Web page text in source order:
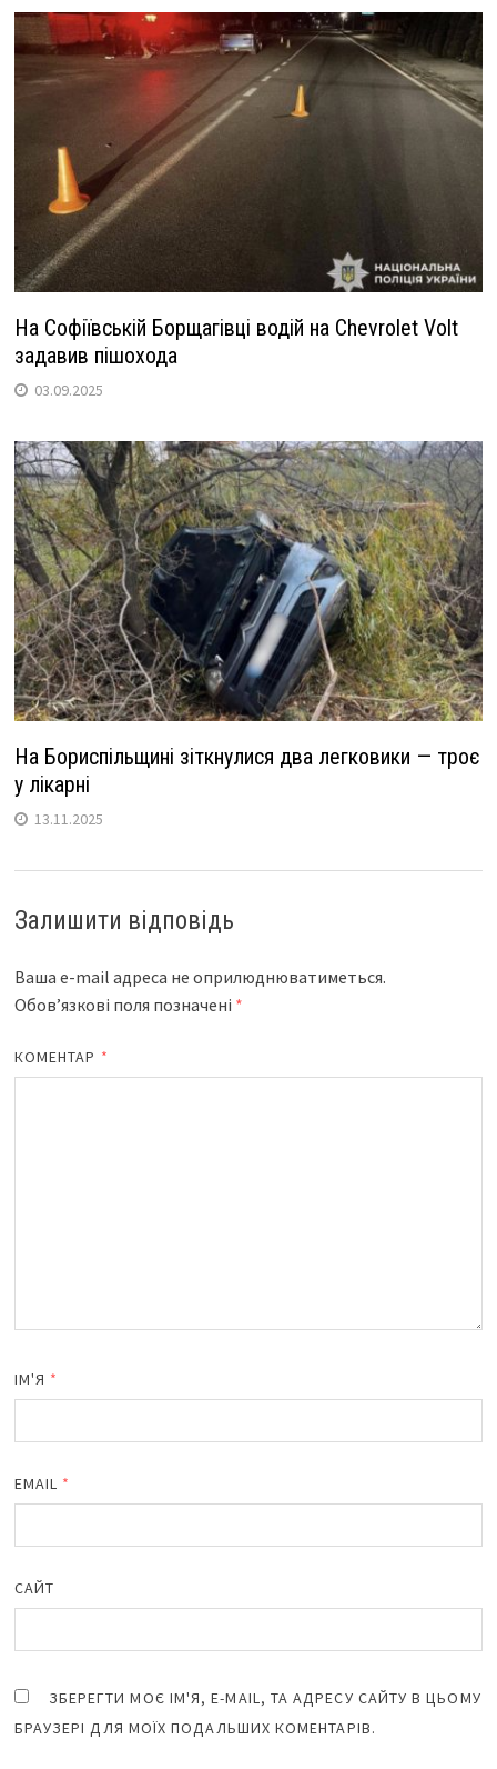
На Софіївській Борщагівці водій на Chevrolet Volt
задавив пішохода
03.09.2025
На Бориспільщині зіткнулися два легковики — троє
у лікарні
13.11.2025
Залишити відповідь
Ваша e-mail адреса не оприлюднюватиметься.
Обов’язкові поля позначені *
КОМЕНТАР *
ІМ'Я *
EMAIL *
САЙТ
ЗБЕРЕГТИ МОЄ ІМ'Я, E-MAIL, ТА АДРЕСУ САЙТУ В ЦЬОМУ
БРАУЗЕРІ ДЛЯ МОЇХ ПОДАЛЬШИХ КОМЕНТАРІВ.